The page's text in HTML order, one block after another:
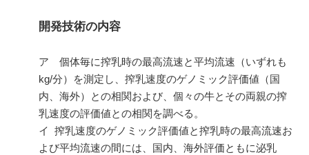
開発技術の内容
ア 個体毎に搾乳時の最高流速と平均流速（いずれも
kg/分）を測定し、搾乳速度のゲノミック評価値（国
内、海外）との相関および、個々の牛とその両親の搾
乳速度の評価値との相関を調べる。
イ 搾乳速度のゲノミック評価値と搾乳時の最高流速お
よび平均流速の間には、国内、海外評価ともに泌乳